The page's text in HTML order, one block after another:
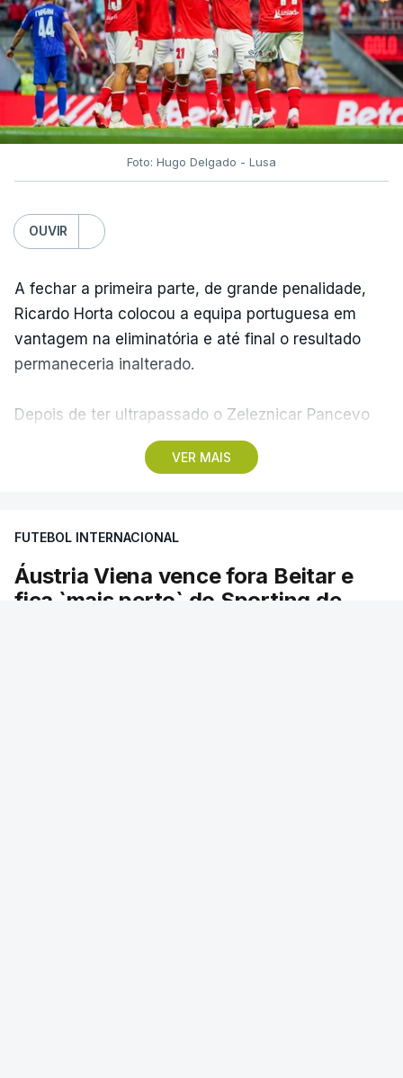
Foto: Hugo Delgado - Lusa
OUVIR
VER MAIS
A fechar a primeira parte, de grande penalidade,
Ricardo Horta colocou a equipa portuguesa em
vantagem na eliminatória e até final o resultado
permaneceria inalterado.
Depois de ter ultrapassado o Zeleznicar Pancevo
na segunda pré-eliminatória de acesso à fase de
liga da Liga Conferência, caso elimine Dínamo de
ao facto de a Bielorrússia ser aliada da Rússia - o
Sporting de Braga irá defrontar no play-off o
vencedor da eliminatória entre Beitar e Áustria
FUTEBOL INTERNACIONAL
Áustria Viena vence fora Beitar e
fica `mais perto` do Sporting de